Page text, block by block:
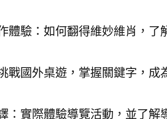
體驗：如何翻得維妙維肖，了
戰國外桌遊，掌握關鍵字，成
：實際體驗導覽活動，並了解